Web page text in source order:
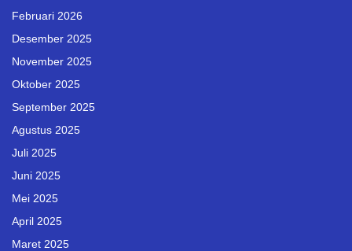
Februari 2026
Desember 2025
November 2025
Oktober 2025
September 2025
Agustus 2025
Juli 2025
Juni 2025
Mei 2025
April 2025
Maret 2025